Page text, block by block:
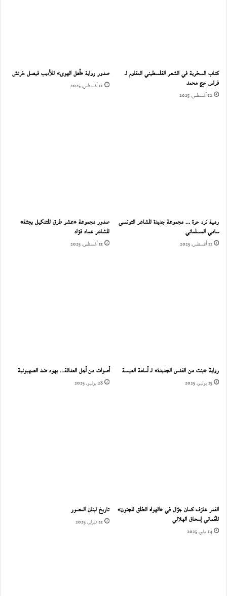
كتاب السخرية في الشعر الفلسطيني المقاوم لـ
فراس حج محمد
12 أغسطس، 2025
صدور رواية «أهل الهوى» للأديب فيصل خرتش
11 أغسطس، 2025
رمية نرد حرة … مجموعة جديدة للشاعر التونسي
سامي المسلماني
11 أغسطس، 2025
صدور مجموعة «عشر طرق للتنكيل بجثة»
للشاعر عماد فؤاد
11 أغسطس، 2025
رواية «بنت من القدس الجديدة» لـ أسامة العيسة
15 يوليو، 2025
أصوات من أجل العدالة… يهود ضد الصهيونية
28 يونيو، 2025
القمر عازف كمان جوّال في «الهواء الطلق للجنون»
للعُماني إسحاق الهلالي
14 مايو، 2025
تاريخ لبنان المصور
21 فبراير، 2025